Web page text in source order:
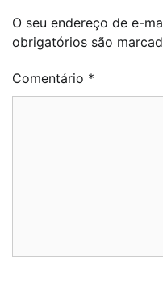
O seu endereço de e-
obrigatórios são
Comentário *